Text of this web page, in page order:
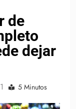
de
dejar
1 5 Minutos